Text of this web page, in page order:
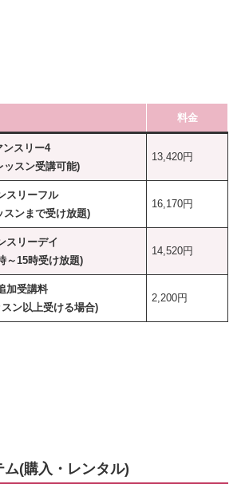
料金
ンスリー4
ッスン受講可能)
13,420円
スリーフル
スンまで受け放題)
16,170円
スリーデイ
～15時受け放題)
14,520円
加受講料
ン以上受ける場合)
2,200円
ム(購入・レンタル)